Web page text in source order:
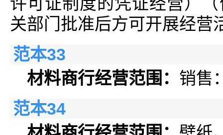
关部门批准后方可开展经营
范本33
材料商行经营范围： 销售
范本34